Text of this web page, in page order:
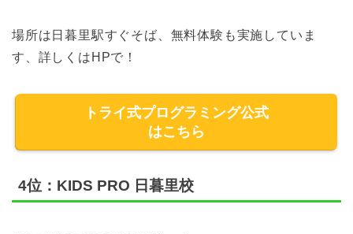
場所は日暮里駅すぐそば、無料体験も実施していま
す、詳しくはHPで！
トライ式プログラミング公式
はこちら
4位：KIDS PRO 日暮里校